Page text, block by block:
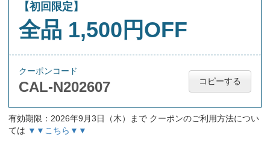
【初回限定】
全品 1,500円OFF
クーポンコード
CAL-N202607 コピーする
有効期限：2026年9月3日（木）まで クーポンのご利用方法につい
ては ▼▼こちら▼▼